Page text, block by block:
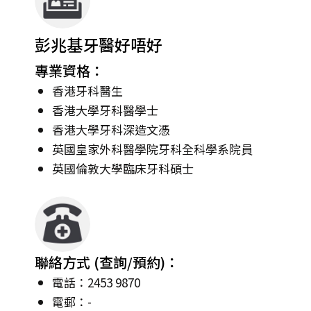
彭兆基牙醫好唔好
專業資格：
香港牙科醫生
香港大學牙科醫學士
香港大學牙科深造文憑
英國皇家外科醫學院牙科全科學系院員
英國倫敦大學臨床牙科碩士
聯絡方式 (查詢/預約)：
電話：2453 9870
電郵：-